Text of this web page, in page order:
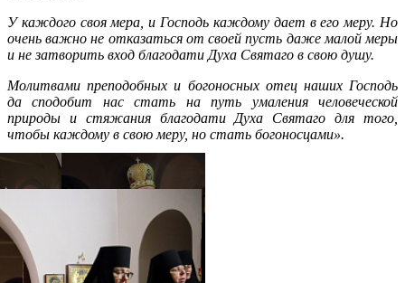
У каждого своя мера, и Господь каждому дает в его меру. Но
очень важно не отказаться от своей пусть даже малой меры
и не затворить вход благодати Духа Святаго в свою душу.
Молитвами преподобных и богоносных отец наших Господь
да сподобит нас стать на путь умаления человеческой
природы и стяжания благодати Духа Святаго для того,
чтобы каждому в свою меру, но стать богоносцами».
Распечатать